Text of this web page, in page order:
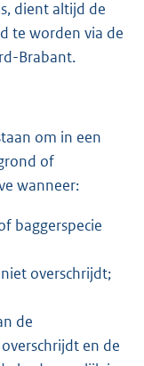
dient altijd de
te worden via de
Brabant.
om in een
of
wanneer:
baggerspecie
overschrijdt;
de
en de